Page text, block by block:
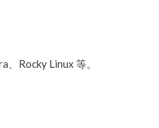
Rocky Linux 等。